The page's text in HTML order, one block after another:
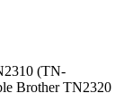
(TN-
Brother TN2320